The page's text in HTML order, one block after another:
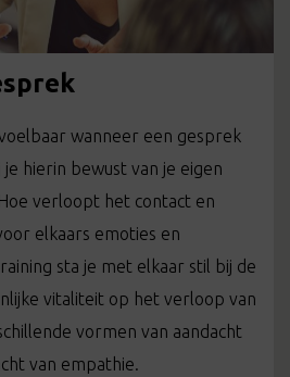
wanneer een gesprek
hierin bewust van je eigen
verloopt het contact en
elkaars emoties en
sta je met elkaar stil bij de
vitaliteit op het verloop van
vormen van aandacht
van empathie.